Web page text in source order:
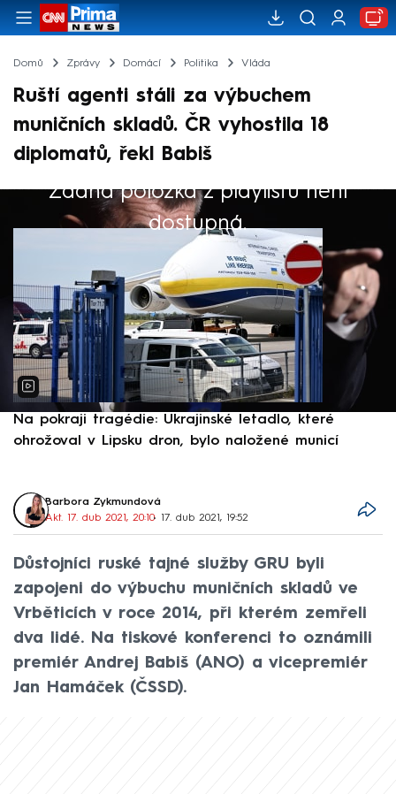
Domů Zprávy Domácí Politika Vláda
Ruští agenti stáli za výbuchem
muničních skladů. ČR vyhostila 18
diplomatů, řekl Babiš
Žádná položka z playlistu není
dostupná.
Výběr redakce
Na pokraji tragédie: Ukrajinské letadlo, které
ohrožoval v Lipsku dron, bylo naložené municí
Barbora Zykmundová
Akt. 17. dub 2021, 20:10• 17. dub 2021, 19:52
Důstojníci ruské tajné služby GRU byli
zapojeni do výbuchu muničních skladů ve
Vrběticích v roce 2014, při kterém zemřeli
dva lidé. Na tiskové konferenci to oznámili
premiér Andrej Babiš (ANO) a vicepremiér
Jan Hamáček (ČSSD).